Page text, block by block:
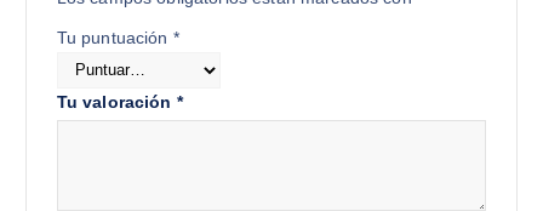
Tu puntuación *
Tu valoración *